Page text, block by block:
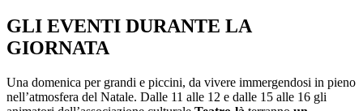
GLI EVENTI DURANTE LA
GIORNATA
Una domenica per grandi e piccini, da vivere immergendosi in pieno
nell’atmosfera del Natale. Dalle 11 alle 12 e dalle 15 alle 16 gli